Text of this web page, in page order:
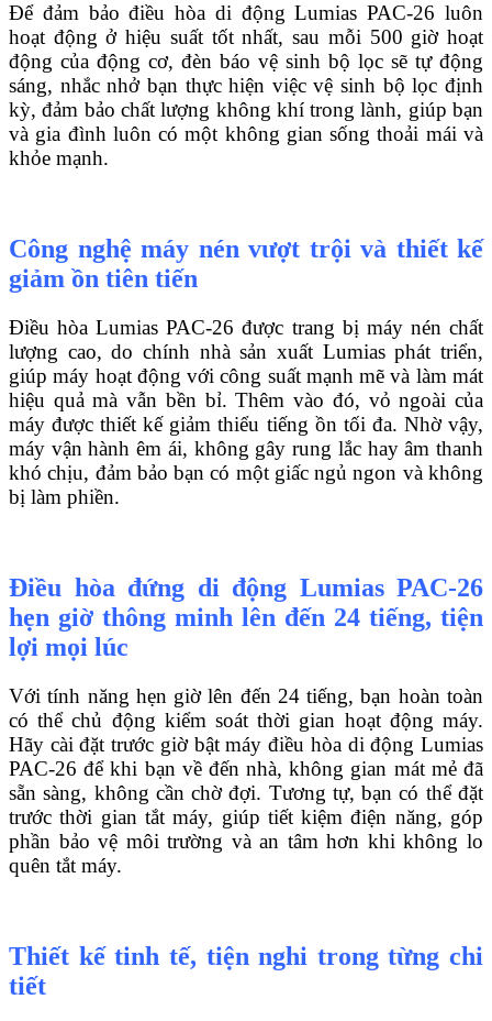
Để đảm bảo điều hòa di động Lumias PAC-26 luôn
hoạt động ở hiệu suất tốt nhất, sau mỗi 500 giờ hoạt
động của động cơ, đèn báo vệ sinh bộ lọc sẽ tự động
sáng, nhắc nhở bạn thực hiện việc vệ sinh bộ lọc định
kỳ, đảm bảo chất lượng không khí trong lành, giúp bạn
và gia đình luôn có một không gian sống thoải mái và
khỏe mạnh.
Công nghệ máy nén vượt trội và thiết kế
giảm ồn tiên tiến
Điều hòa Lumias PAC-26 được trang bị máy nén chất
lượng cao, do chính nhà sản xuất Lumias phát triển,
giúp máy hoạt động với công suất mạnh mẽ và làm mát
hiệu quả mà vẫn bền bỉ. Thêm vào đó, vỏ ngoài của
máy được thiết kế giảm thiểu tiếng ồn tối đa. Nhờ vậy,
máy vận hành êm ái, không gây rung lắc hay âm thanh
khó chịu, đảm bảo bạn có một giấc ngủ ngon và không
bị làm phiền.
Điều hòa đứng di động Lumias PAC-26
hẹn giờ thông minh lên đến 24 tiếng, tiện
lợi mọi lúc
Với tính năng hẹn giờ lên đến 24 tiếng, bạn hoàn toàn
có thể chủ động kiểm soát thời gian hoạt động máy.
Hãy cài đặt trước giờ bật máy điều hòa di động Lumias
PAC-26 để khi bạn về đến nhà, không gian mát mẻ đã
sẵn sàng, không cần chờ đợi. Tương tự, bạn có thể đặt
trước thời gian tắt máy, giúp tiết kiệm điện năng, góp
phần bảo vệ môi trường và an tâm hơn khi không lo
quên tắt máy.
Thiết kế tinh tế, tiện nghi trong từng chi
tiết